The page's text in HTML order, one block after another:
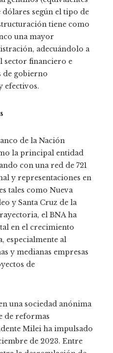
dólares según el tipo de
tiene como
una mayor
adecuándolo a
sector financiero e
de gobierno
efectivos.
de la Nación
la principal entidad
con una red de 721
y representaciones en
tales como Nueva
y Santa Cruz de la
el BNA ha
en el crecimiento
especialmente al
y medianas empresas
de
una sociedad anónima
de reformas
Milei ha impulsado
de 2023. Entre